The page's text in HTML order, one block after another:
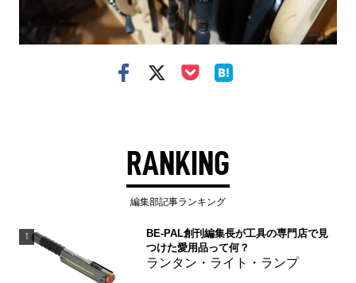
RANKING
編集部記事ランキング
1
BE-PAL創刊編集長が工具の専門店で見
つけた愛用品って何？
ランタン・ライト・ランプ